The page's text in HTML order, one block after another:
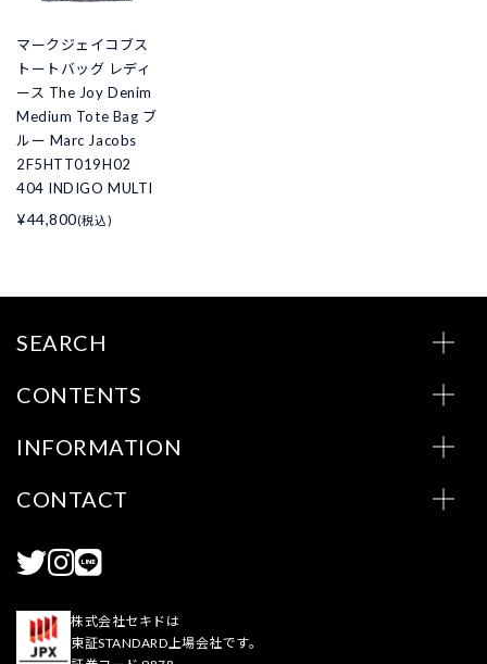
マークジェイコブス
トートバッグ レディ
ース The Joy Denim
Medium Tote Bag ブ
ルー Marc Jacobs
2F5HTT019H02
404 INDIGO MULTI
¥44,800(税込)
SEARCH
CONTENTS
INFORMATION
CONTACT
株式会社セキドは
東証STANDARD上場会社です。